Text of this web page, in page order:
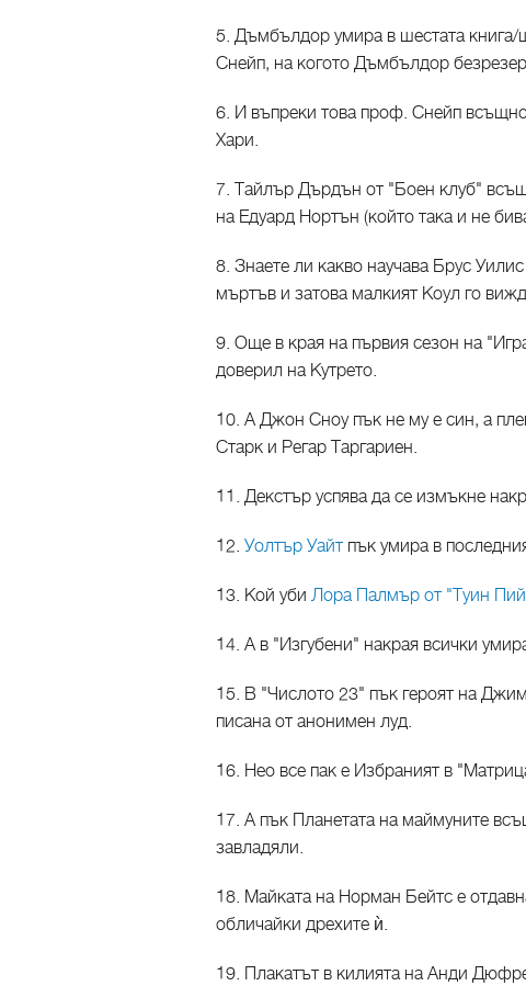
5. Дъмбълдор умира в шестата
Снейп, на когото Дъмбълдор
6. И въпреки това проф. Снейп
Хари.
7. Тайлър Дърдън от "Боен клуб"
на Едуард Нортън (който така и не
8. Знаете ли какво научава Брус
мъртъв и затова малкият Коул го
9. Още в края на първия сезон на
доверил на Кутрето.
10. А Джон Сноу пък не му е син, а
Старк и Регар Таргариен.
11. Декстър успява да се измъкне
12. Уолтър Уайтпък умира в
13. Кой уби Лора Палмър от "Туин
14. А в "Изгубени" накрая всички
15. В "Числото 23" пък героят на
писана от анонимен луд.
16. Нео все пак е Избраният в
17. А пък Планетата на маймуните
завладяли.
18. Майката на Норман Бейтс е
обличайки дрехите ѝ.
19. Плакатът в килията на Анди